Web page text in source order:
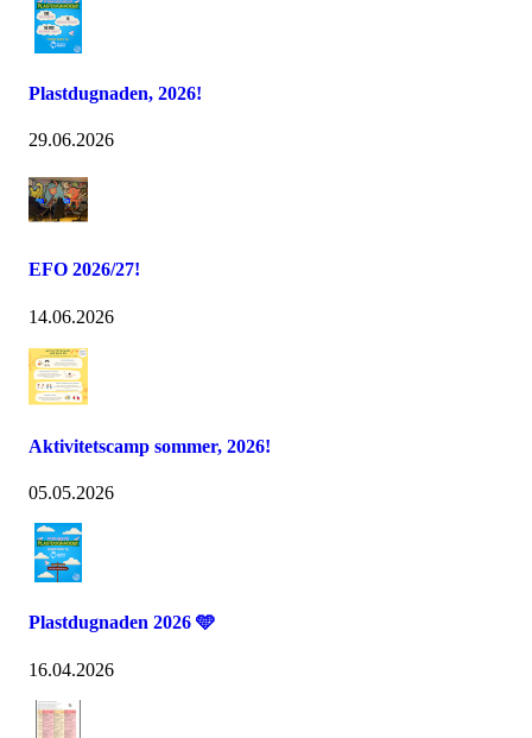
Plastdugnaden, 2026!
29.06.2026
EFO 2026/27!
14.06.2026
Aktivitetscamp sommer, 2026!
05.05.2026
Plastdugnaden 2026 🩵
16.04.2026